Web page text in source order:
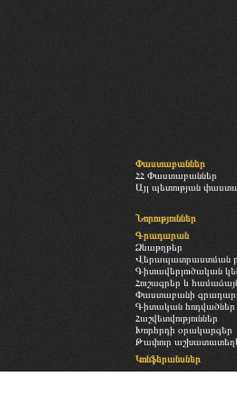
Փաստաբաններ
ՀՀ Փաստաբաններ
Այլ պետության
Նորություններ
Գրադարան
Ձևաթղթեր
Վերապատրաստման
Գիտավերլուծական
Հուշագրեր և
Փաստաբանի
Գիտական հոդվածներ
Հաշվետվություններ
Խորհրդի օրակարգեր
Թափուր
Կոնֆերանսներ